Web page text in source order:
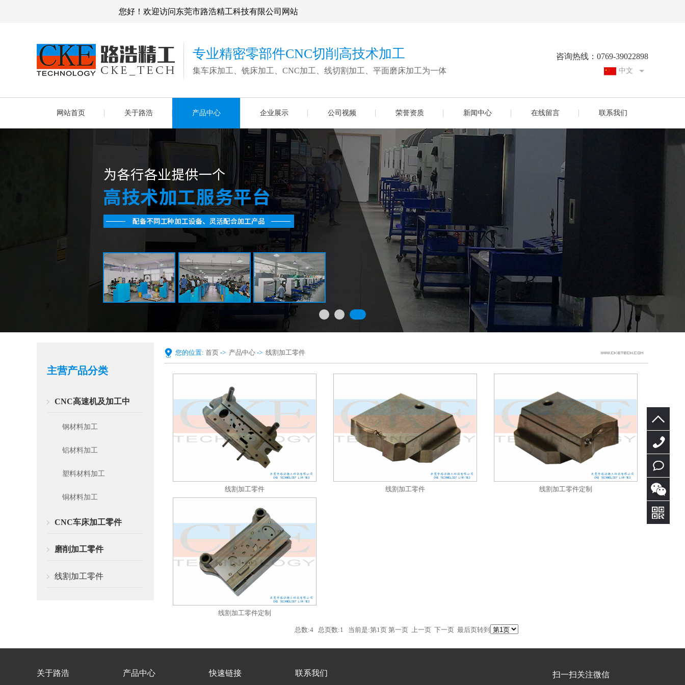
您好！欢迎访问东莞市路浩精工科技有限公司网站
专业精密零部件CNC切削高技术加工
集车床加工、铣床加工、CNC加工、线切割加工、平面磨床加工为一体
咨询热线：0769-39022898
中文
网站首页 关于路浩 产品中心 企业展示 公司视频 荣誉资质 新闻中心 在线留言 联系我们
主营产品分类
CNC高速机及加工中
钢材料加工
铝材料加工
塑料材料加工
铜材料加工
CNC车床加工零件
磨削加工零件
线割加工零件
您的位置: 首页 -> 产品中心 -> 线割加工零件
线割加工零件 线割加工零件 线割加工零件定制
线割加工零件定制
总数:4 总页数:1 当前是:第1页 第一页 上一页 下一页 最后页转到
关于路浩 产品中心 快速链接 联系我们 扫一扫关注微信
0769-
39022898
立即
咨询